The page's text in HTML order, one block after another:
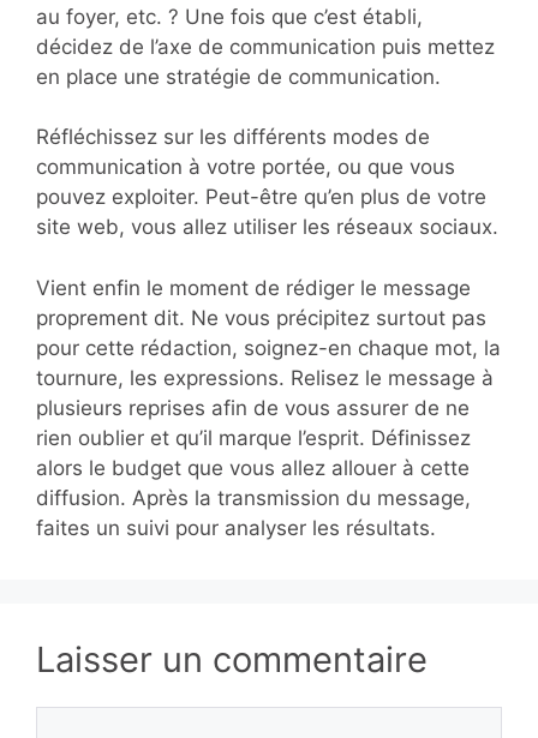
au foyer, etc. ? Une fois que c’est établi,
décidez de l’axe de communication puis mettez
en place une stratégie de communication.
Réfléchissez sur les différents modes de
communication à votre portée, ou que vous
pouvez exploiter. Peut-être qu’en plus de votre
site web, vous allez utiliser les réseaux sociaux.
Vient enfin le moment de rédiger le message
proprement dit. Ne vous précipitez surtout pas
pour cette rédaction, soignez-en chaque mot, la
tournure, les expressions. Relisez le message à
plusieurs reprises afin de vous assurer de ne
rien oublier et qu’il marque l’esprit. Définissez
alors le budget que vous allez allouer à cette
diffusion. Après la transmission du message,
faites un suivi pour analyser les résultats.
Laisser un commentaire